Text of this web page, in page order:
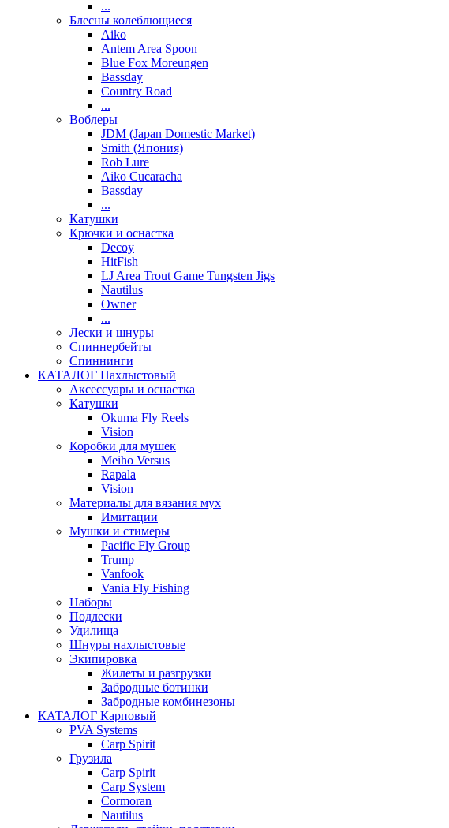
...
Блесны колеблющиеся
Aiko
Antem Area Spoon
Blue Fox Moreungen
Bassday
Country Road
...
Воблеры
JDM (Japan Domestic Market)
Smith (Япония)
Rob Lure
Aiko Cucaracha
Bassday
...
Катушки
Крючки и оснастка
Decoy
HitFish
LJ Area Trout Game Tungsten Jigs
Nautilus
Owner
...
Лески и шнуры
Спиннербейты
Спиннинги
КАТАЛОГ Нахлыстовый
Аксессуары и оснастка
Катушки
Okuma Fly Reels
Vision
Коробки для мушек
Meiho Versus
Rapala
Vision
Материалы для вязания мух
Имитации
Мушки и стимеры
Pacific Fly Group
Trump
Vanfook
Vania Fly Fishing
Наборы
Подлески
Удилища
Шнуры нахлыстовые
Экипировка
Жилеты и разгрузки
Забродные ботинки
Забродные комбинезоны
КАТАЛОГ Карповый
PVA Systems
Carp Spirit
Грузила
Carp Spirit
Carp System
Cormoran
Nautilus